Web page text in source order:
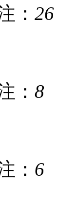
： 26
： 8
： 6